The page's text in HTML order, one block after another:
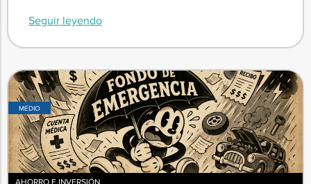
Seguir leyendo
MEDIO
AHORRO E INVERSIÓN